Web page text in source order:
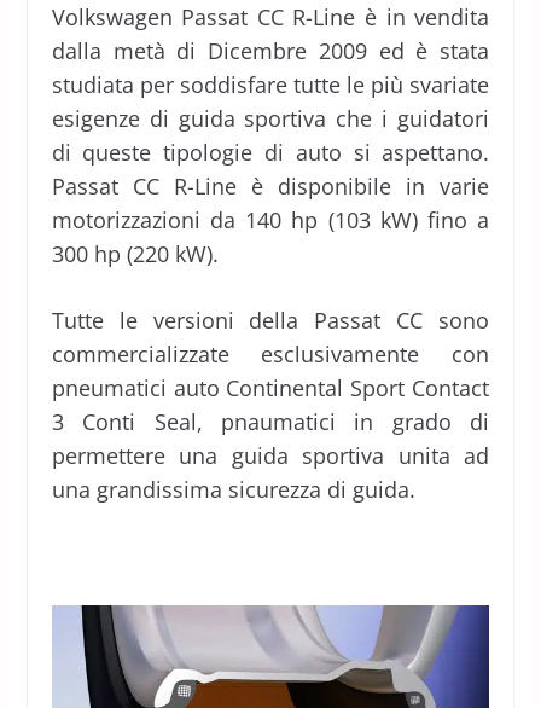
Volkswagen Passat CC R-Line è in vendita
dalla metà di Dicembre 2009 ed è stata
studiata per soddisfare tutte le più svariate
esigenze di guida sportiva che i guidatori
di queste tipologie di auto si aspettano.
Passat CC R-Line è disponibile in varie
motorizzazioni da 140 hp (103 kW) fino a
300 hp (220 kW).
Tutte le versioni della Passat CC sono
commercializzate esclusivamente con
pneumatici auto Continental Sport Contact
3 Conti Seal, pnaumatici in grado di
permettere una guida sportiva unita ad
una grandissima sicurezza di guida.